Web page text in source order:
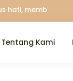
memberikan
Tentang Kami